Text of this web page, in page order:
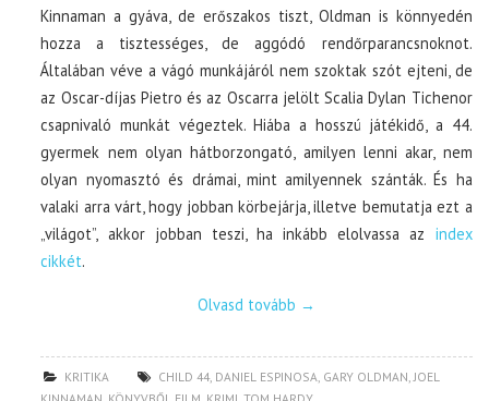
Kinnaman a gyáva, de erőszakos tiszt, Oldman is könnyedén
hozza a tisztességes, de aggódó rendőrparancsnoknot.
Általában véve a vágó munkájáról nem szoktak szót ejteni, de
az Oscar-díjas Pietro és az Oscarra jelölt Scalia Dylan Tichenor
csapnivaló munkát végeztek. Hiába a hosszú játékidő, a 44.
gyermek nem olyan hátborzongató, amilyen lenni akar, nem
olyan nyomasztó és drámai, mint amilyennek szánták. És ha
valaki arra várt, hogy jobban körbejárja, illetve bemutatja ezt a
„világot”, akkor jobban teszi, ha inkább elolvassa az index
cikkét.
Olvasd tovább →
KRITIKA CHILD 44, DANIEL ESPINOSA, GARY OLDMAN,JOEL